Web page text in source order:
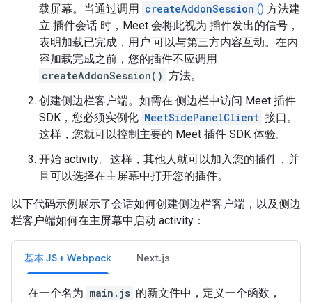
载屏幕。当通过调用
createAddonSession () 方法建
立 插件会话 时，Meet 会将此视为 插件发出的信号，
表明加载已完成，用户 可以与第三方内容互动。在内
容加载完成之前，您的插件不应调用
createAddonSession() 方法。
创建侧边栏客户端。如需在 侧边栏中访问 Meet 插件
SDK，您必须实例化 MeetSidePanelClient 接口。
这样，您就可以控制主要的 Meet 插件 SDK 体验。
开始 activity。这样，其他人就可以加入您的插件，并
且可以选择在主屏幕中打开您的插件。
以下代码示例展示了会话如何创建侧边栏客户端，以及侧边
栏客户端如何在主屏幕中启动 activity：
基本 JS + Webpack Next.js
在一个名为 main.js 的新文件中，定义一个函数，